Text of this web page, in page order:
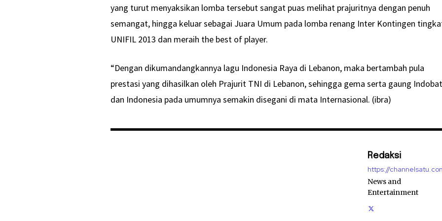
yang turut menyaksikan lomba tersebut sangat puas melihat prajuritnya dengan penuh
semangat, hingga keluar sebagai Juara Umum pada lomba renang Inter Kontingen
UNIFIL 2013 dan meraih the best of player.
“Dengan dikumandangkannya lagu Indonesia Raya di Lebanon, maka bertambah pula
prestasi yang dihasilkan oleh Prajurit TNI di Lebanon, sehingga gema serta gaung
dan Indonesia pada umumnya semakin disegani di mata Internasional. (ibra)
Redaksi
https://
News and
Entertainment